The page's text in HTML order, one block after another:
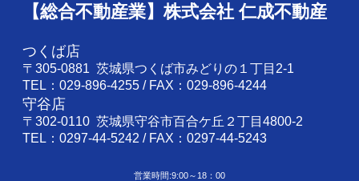
【総合不動産業】株式会社 仁成不動産
つくば店
〒305-0881 茨城県つくば市みどりの１丁目2-1
TEL：029-896-4255 / FAX：029-896-4244
守谷店
〒302-0110 茨城県守谷市百合ケ丘２丁目4800-2
TEL：0297-44-5242 / FAX：0297-44-5243
営業時間:9:00～18：00